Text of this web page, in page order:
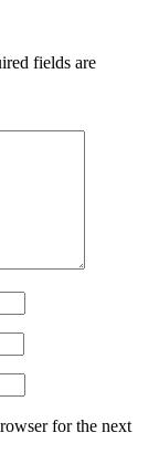
fields are
for the next